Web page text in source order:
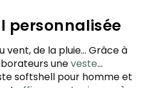
personnalisée
vent, de la pluie... Grâce à
uneveste
qui combine confort,
softshell pour homme et